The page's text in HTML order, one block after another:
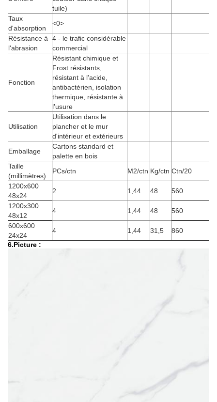
tuile)
Taux
d'absorption
<0>
Résistance à
l'abrasion
4 - le trafic considérable
commercial
Fonction
Résistant chimique et
Frost résistants,
résistant à l'acide,
antibactérien, isolation
thermique, résistante à
l'usure
Utilisation
Utilisation dans le
plancher et le mur
d'intérieur et extérieurs
Emballage
Cartons standard et
palette en bois
Taille
(millimètres)
PCs/ctn M2/ctn Kg/ctn Ctn/20
1200x600
48x24
2 1,44 48
560
1200x300
48x12
4 1,44 48
560
600x600
24x24
4 1,44 31,5
860
6.Picture :